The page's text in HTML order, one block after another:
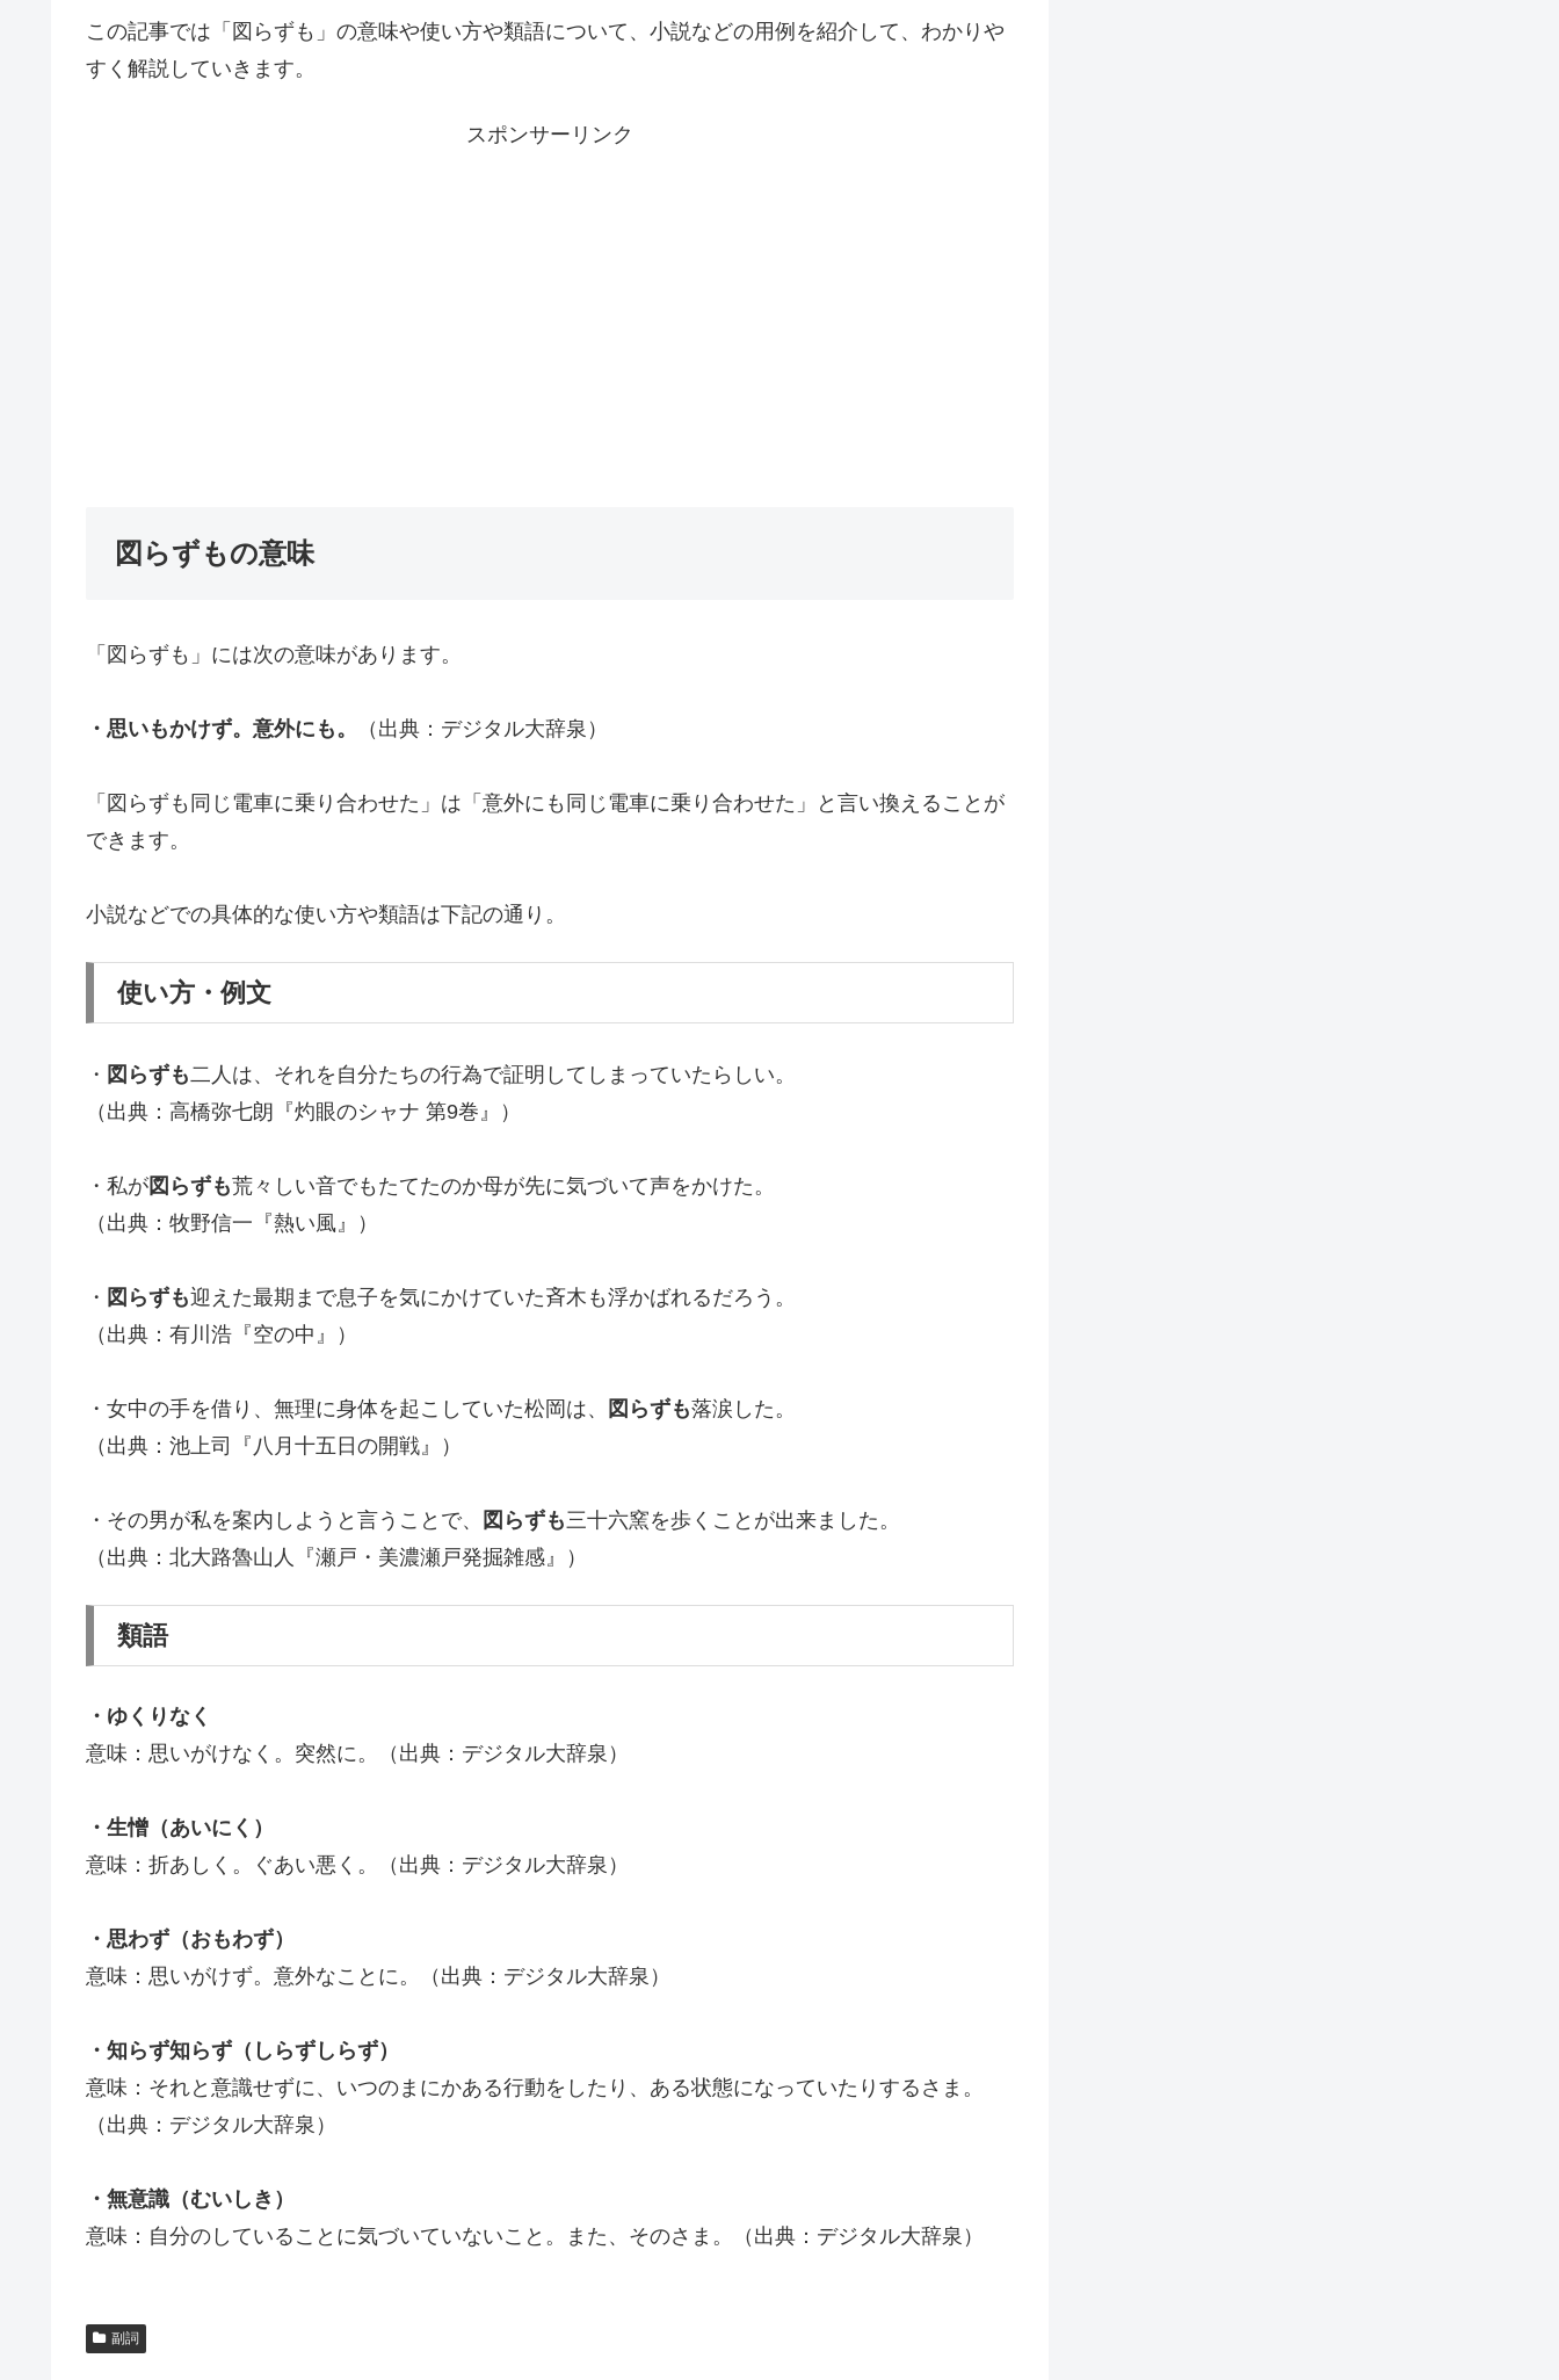
この記事では「図らずも」の意味や使い方や類語について、小説などの用例を紹介して、わかりや
すく解説していきます。
スポンサーリンク
図らずもの意味
「図らずも」には次の意味があります。
・思いもかけず。意外にも。 （出典：デジタル大辞泉）
「図らずも同じ電車に乗り合わせた」は「意外にも同じ電車に乗り合わせた」と言い換えることが
できます。
小説などでの具体的な使い方や類語は下記の通り。
使い方・例文
・ 図らずも 二人は、それを自分たちの行為で証明してしまっていたらしい。
（出典：高橋弥七朗『灼眼のシャナ 第9巻』）
・私が図らずも荒々しい音でもたてたのか母が先に気づいて声をかけた。
（出典：牧野信一『熱い風』）
・ 図らずも迎えた最期まで息子を気にかけていた斉木も浮かばれるだろう。
（出典：有川浩『空の中』）
・女中の手を借り、無理に身体を起こしていた松岡は、 図らずも落涙した。
（出典：池上司『八月十五日の開戦』）
・その男が私を案内しようと言うことで、 図らずも三十六窯を歩くことが出来ました。
（出典：北大路魯山人『瀬戸・美濃瀬戸発掘雑感』）
類語
・ゆくりなく
意味：思いがけなく。突然に。（出典：デジタル大辞泉）
・生憎（あいにく）
意味：折あしく。ぐあい悪く。（出典：デジタル大辞泉）
・思わず（おもわず）
意味：思いがけず。意外なことに。（出典：デジタル大辞泉）
・知らず知らず（しらずしらず）
意味：それと意識せずに、いつのまにかある行動をしたり、ある状態になっていたりするさま。
（出典：デジタル大辞泉）
・無意識（むいしき）
意味：自分のしていることに気づいていないこと。また、そのさま。（出典：デジタル大辞泉）
副詞